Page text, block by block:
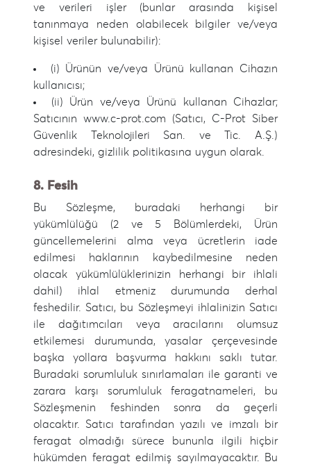
ve verileri işler (bunlar arasında kişisel
tanınmaya neden olabilecek bilgiler ve/veya
kişisel veriler bulunabilir):
(i) Ürünün ve/veya Ürünü kullanan Cihazın
kullanıcısı;
(ii) Ürün ve/veya Ürünü kullanan Cihazlar;
Satıcının www.c-prot.com (Satıcı, C-Prot Siber
Güvenlik Teknolojileri San. ve Tic. A.Ş.)
adresindeki, gizlilik politikasına uygun olarak.
8. Fesih
Bu Sözleşme, buradaki herhangi bir
yükümlülüğü (2 ve 5 Bölümlerdeki, Ürün
güncellemelerini alma veya ücretlerin iade
edilmesi haklarının kaybedilmesine neden
olacak yükümlülüklerinizin herhangi bir ihlali
dahil) ihlal etmeniz durumunda derhal
feshedilir. Satıcı, bu Sözleşmeyi ihlalinizin Satıcı
ile dağıtımcıları veya aracılarını olumsuz
etkilemesi durumunda, yasalar çerçevesinde
başka yollara başvurma hakkını saklı tutar.
Buradaki sorumluluk sınırlamaları ile garanti ve
zarara karşı sorumluluk feragatnameleri, bu
Sözleşmenin feshinden sonra da geçerli
olacaktır. Satıcı tarafından yazılı ve imzalı bir
feragat olmadığı sürece bununla ilgili hiçbir
hükümden feragat edilmiş sayılmayacaktır. Bu